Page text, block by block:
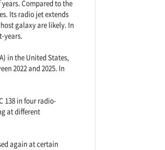
Compared to the
Its radio jet extends
galaxy are likely. In
years.
in the United States,
2022 and 2025. In
138 in four radio-
at different
again at certain